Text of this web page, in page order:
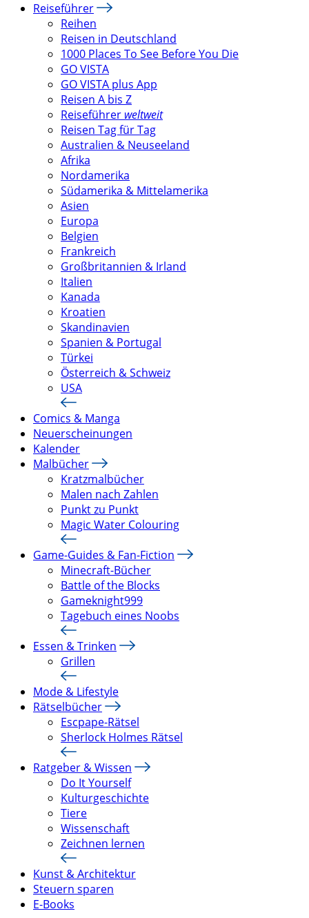
Reiseführer
Reihen
Reisen in Deutschland
1000 Places To See Before You Die
GO VISTA
GO VISTA plus App
Reisen A bis Z
Reiseführer weltweit
Reisen Tag für Tag
Australien & Neuseeland
Afrika
Nordamerika
Südamerika & Mittelamerika
Asien
Europa
Belgien
Frankreich
Großbritannien & Irland
Italien
Kanada
Kroatien
Skandinavien
Spanien & Portugal
Türkei
Österreich & Schweiz
USA
Comics & Manga
Neuerscheinungen
Kalender
Malbücher
Kratzmalbücher
Malen nach Zahlen
Punkt zu Punkt
Magic Water Colouring
Game-Guides & Fan-Fiction
Minecraft-Bücher
Battle of the Blocks
Gameknight999
Tagebuch eines Noobs
Essen & Trinken
Grillen
Mode & Lifestyle
Rätselbücher
Escpape-Rätsel
Sherlock Holmes Rätsel
Ratgeber & Wissen
Do It Yourself
Kulturgeschichte
Tiere
Wissenschaft
Zeichnen lernen
Kunst & Architektur
Steuern sparen
E-Books